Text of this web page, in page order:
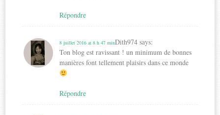
Répondre
Dith974 says:
8 juillet 2016 at 8 h 47 min
Ton blog est ravissant ! un minimum de bonnes
manières font tellement plaisirs dans ce monde
Répondre